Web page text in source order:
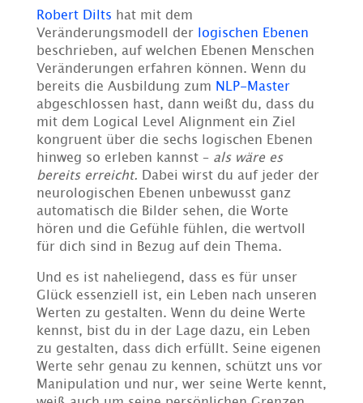
Robert Dilts hat mit dem
Veränderungsmodell derlogischen Ebenen
beschrieben, auf welchen Ebenen Menschen
Veränderungen erfahren können. Wenn du
bereits die Ausbildung zum NLP-Master
abgeschlossen hast, dann weißt du, dass du
mit dem Logical Level Alignment ein Ziel
kongruent über die sechs logischen Ebenen
hinweg so erleben kannst – als wäre es
bereits erreicht. Dabei wirst du auf jeder der
neurologischen Ebenen unbewusst ganz
automatisch die Bilder sehen, die Worte
hören und die Gefühle fühlen, die wertvoll
für dich sind in Bezug auf dein Thema.
Und es ist naheliegend, dass es für unser
Glück essenziell ist, ein Leben nach unseren
Werten zu gestalten. Wenn du deine Werte
kennst, bist du in der Lage dazu, ein Leben
zu gestalten, dass dich erfüllt. Seine eigenen
Werte sehr genau zu kennen, schützt uns vor
Manipulation und nur, wer seine Werte kennt,